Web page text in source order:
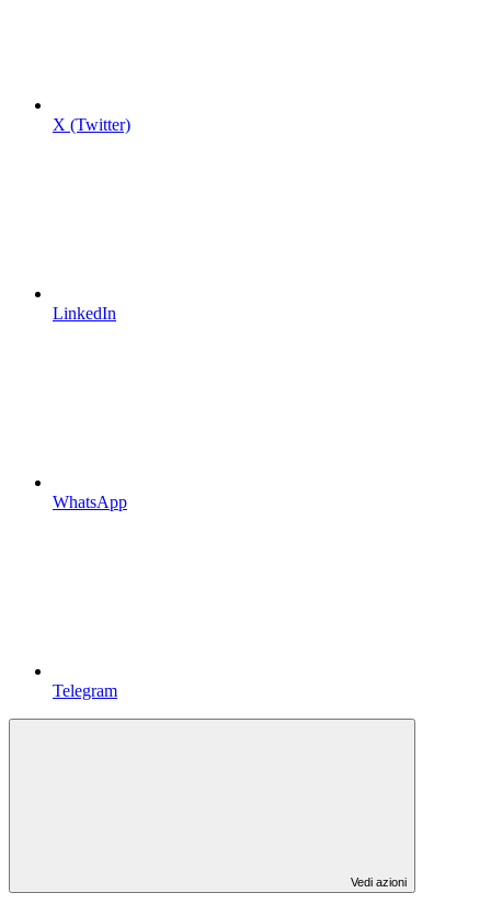
X (Twitter)
LinkedIn
WhatsApp
Telegram
Vedi azioni